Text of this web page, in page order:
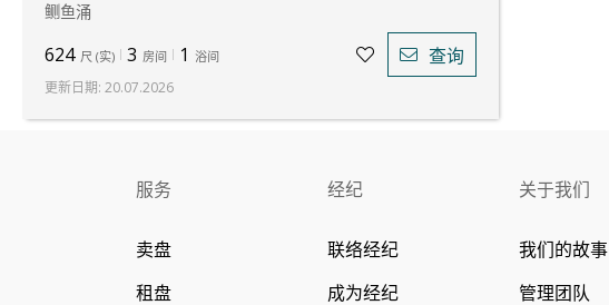
鲗鱼涌
624 尺 (实) 3 房间 1 浴间 查询
更新日期: 20.07.2026
服务
卖盘
租盘
经纪
联络经纪
成为经纪
关于我们
我们的故事
管理团队